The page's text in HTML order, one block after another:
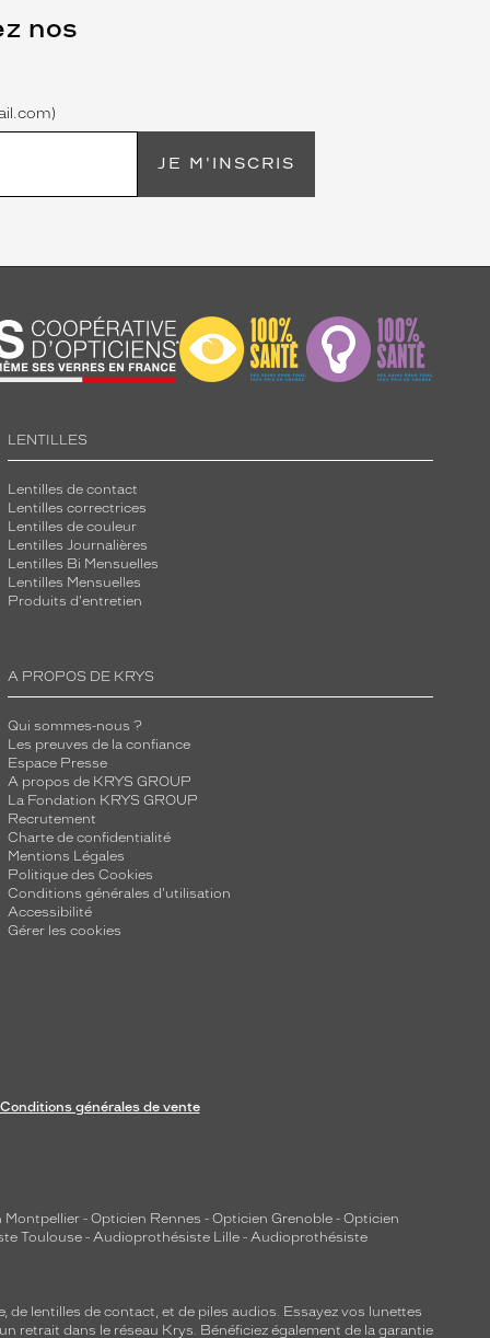
nos
JE M'INSCRIS
LENTILLES
Lentilles de contact
Lentilles correctrices
Lentilles de couleur
Lentilles Journalières
Lentilles Bi Mensuelles
Lentilles Mensuelles
Produits d'entretien
A PROPOS DE KRYS
Qui sommes-nous ?
Les preuves de la confiance
Espace Presse
A propos de KRYS GROUP
La Fondation KRYS GROUP
Recrutement
Charte de confidentialité
Mentions Légales
Politique des Cookies
Conditions générales d'utilisation
Accessibilité
Gérer les cookies
Conditions générales de vente
Montpellier - Opticien Rennes - Opticien Grenoble - Opticien
Toulouse - Audioprothésiste Lille - Audioprothésiste
de lentilles de contact, et de piles audios. Essayez vos lunettes
retrait dans le réseau Krys. Bénéficiez également de la garantie